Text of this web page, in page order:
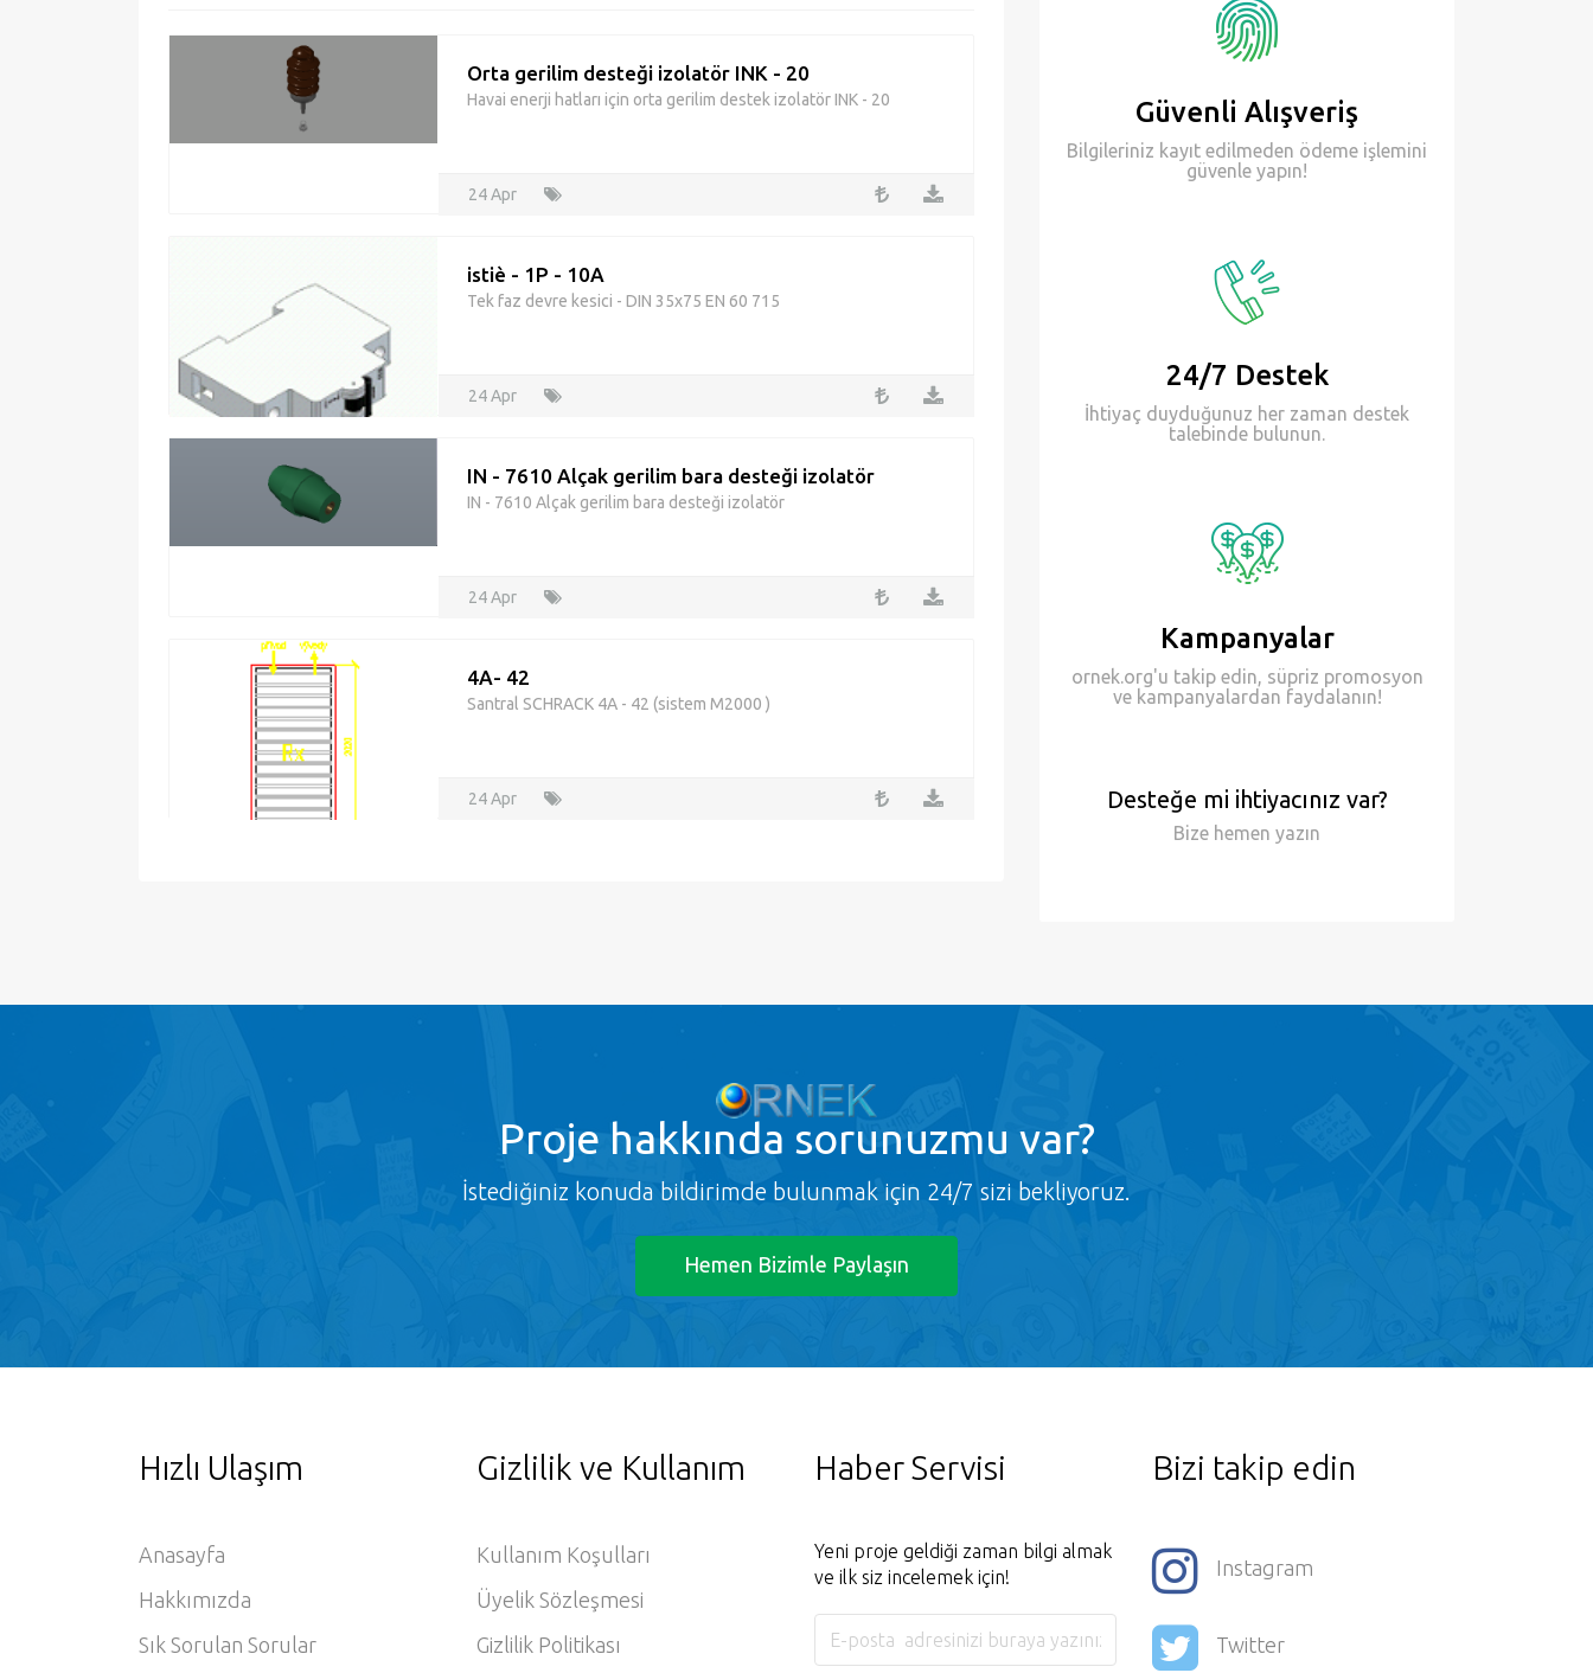
Orta gerilim desteği izolatör INK - 20
Havai enerji hatları için orta gerilim destek izolatör INK - 20
24 Apr
istiè - 1P - 10A
Tek faz devre kesici - DIN 35x75 EN 60 715
24 Apr
IN - 7610 Alçak gerilim bara desteği izolatör
IN - 7610 Alçak gerilim bara desteği izolatör
24 Apr
4A- 42
Santral SCHRACK 4A - 42 (sistem M2000 )
24 Apr
Güvenli Alışveriş
Bilgileriniz kayıt edilmeden ödeme işlemini
güvenle yapın!
24/7 Destek
İhtiyaç duyduğunuz her zaman destek
talebinde bulunun.
Kampanyalar
ornek.org'u takip edin, süpriz promosyon
ve kampanyalardan faydalanın!
Desteğe mi ihtiyacınız var?
Bize hemen yazın
Proje hakkında sorunuzmu var?
İstediğiniz konuda bildirimde bulunmak için 24/7 sizi bekliyoruz.
Hemen Bizimle Paylaşın
Hızlı Ulaşım
Anasayfa
Hakkımızda
Sık Sorulan Sorular
Gizlilik ve Kullanım
Kullanım Koşulları
Üyelik Sözleşmesi
Gizlilik Politikası
Haber Servisi
Yeni proje geldiği zaman bilgi almak
ve ilk siz incelemek için!
Bizi takip edin
Instagram
Twitter